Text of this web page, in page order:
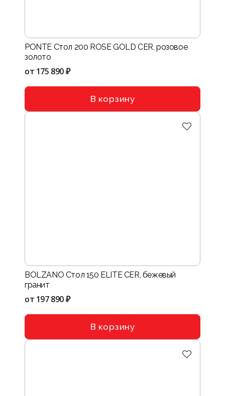
PONTE Стол 200 ROSE GOLD CER, розовое
золото
от 175 890 ₽
В корзину
BOLZANO Стол 150 ELITE CER, бежевый
гранит
от 197 890 ₽
В корзину